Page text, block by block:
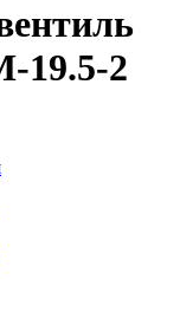
19.5-2